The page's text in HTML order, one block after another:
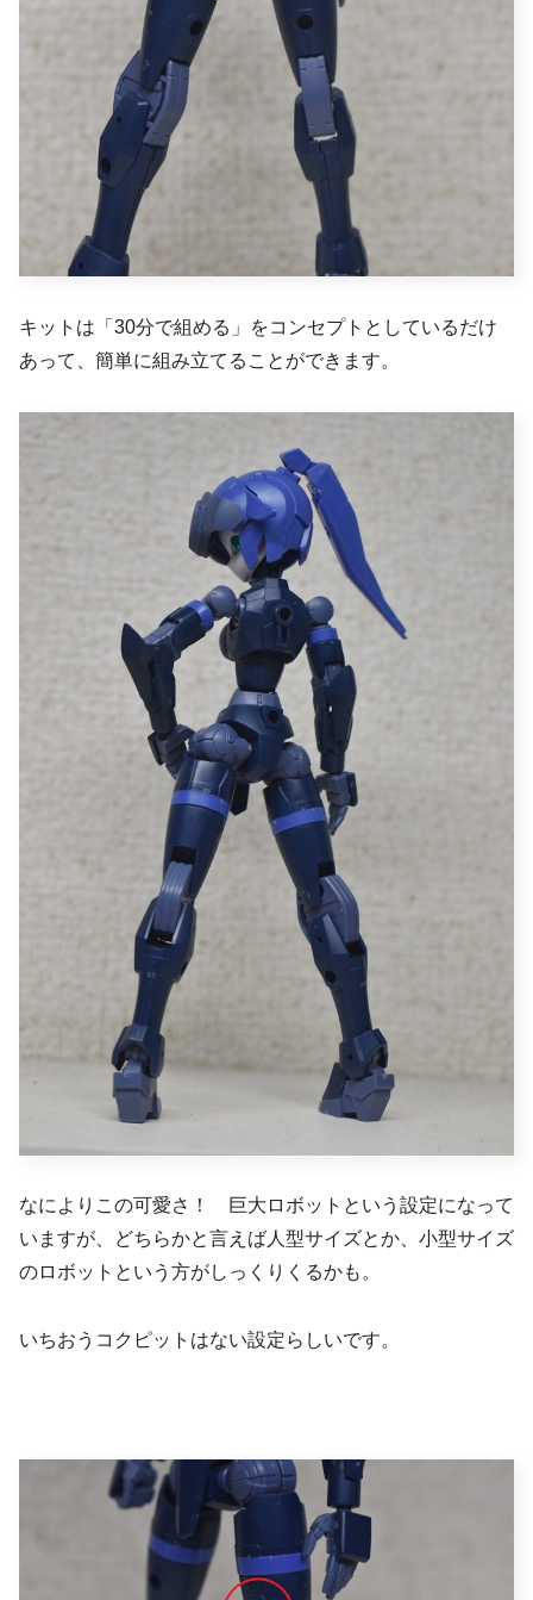
キットは「30分で組める」をコンセプトとしているだけ
あって、簡単に組み立てることができます。
なによりこの可愛さ！ 巨大ロボットという設定になって
いますが、どちらかと言えば人型サイズとか、小型サイズ
のロボットという方がしっくりくるかも。
いちおうコクピットはない設定らしいです。